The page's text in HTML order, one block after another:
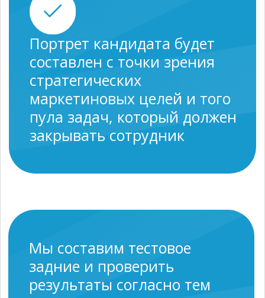
Мы готовы бесплатно
заменить маркетолога на
испытательном, если он не
подойдет.
У нас есть собственная база
маркетологов и широкая
партнерская сеть – они
помогут нам подобрать
подходящего именно вам